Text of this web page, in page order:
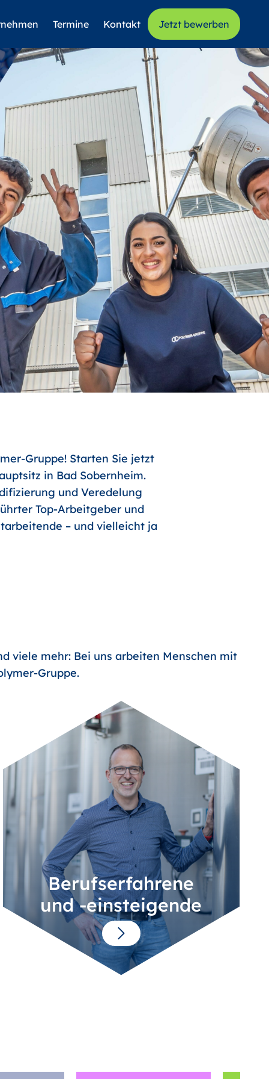
Termine Kontakt Jetzt bewerben
Gruppe! Starten Sie jetzt
in Bad Sobernheim.
und Veredelung
Top-Arbeitgeber und
– und vielleicht ja
viele mehr: Bei uns arbeiten Menschen mit
Gruppe.
Berufserfahrene
und -einsteigende